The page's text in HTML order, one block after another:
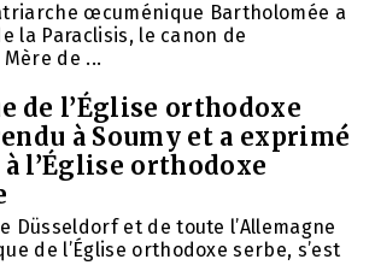
œcuménique Bartholomée a
la Paraclisis, le canon de
de ...
de l’Église orthodoxe
à Soumy et a exprimé
l’Église orthodoxe
Düsseldorf et de toute l’Allemagne
de l’Église orthodoxe serbe, s’est